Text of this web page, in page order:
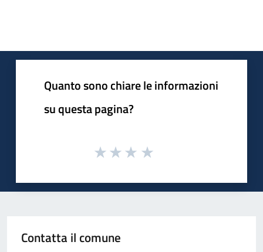
Quanto sono chiare le informazioni
su questa pagina?
Contatta il comune